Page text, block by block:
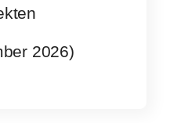
2026)